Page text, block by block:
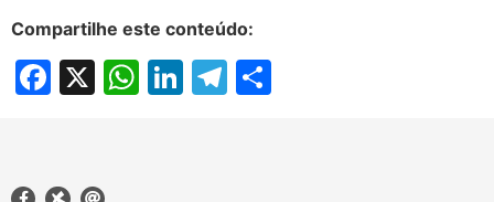
Compartilhe este conteúdo:
Facebook
X WhatsApp
LinkedIn
Telegram